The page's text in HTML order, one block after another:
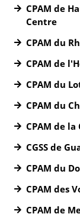
CPAM de
Centre
CPAM du
CPAM de
CPAM du
CPAM du
CPAM de
CGSS de
CPAM du
CPAM des
CPAM de